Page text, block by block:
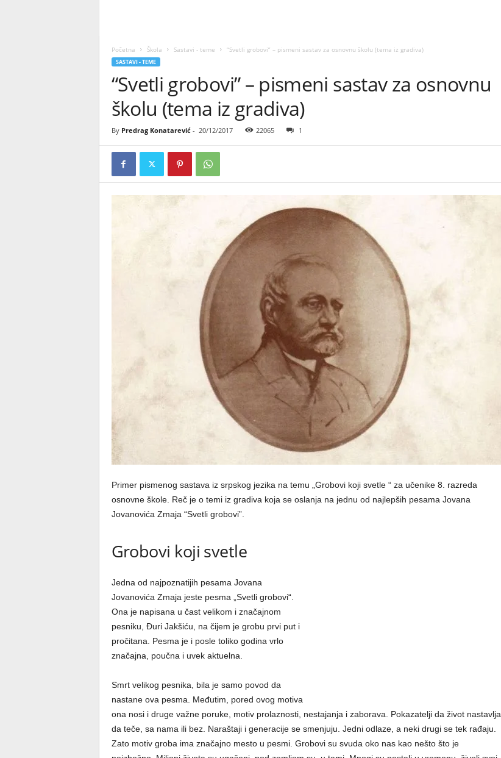
Početna Škola Sastavi - teme “Svetli grobovi” – pismeni sastav za osnovnu školu (tema iz gradiva)
SASTAVI - TEME
“Svetli grobovi” – pismeni sastav za osnovnu
školu (tema iz gradiva)
By Predrag Konatarević- 20/12/2017 22065 1
Primer pismenog sastava iz srpskog jezika na temu „Grobovi koji svetle “ za učenike 8. razreda
osnovne škole. Reč je o temi iz gradiva koja se oslanja na jednu od najlepših pesama Jovana
Jovanovića Zmaja “Svetli grobovi”.
Grobovi koji svetle
Jedna od najpoznatijih pesama Jovana
Jovanovića Zmaja jeste pesma „Svetli grobovi“.
Ona je napisana u čast velikom i značajnom
pesniku, Đuri Jakšiću, na čijem je grobu prvi put i
pročitana. Pesma je i posle toliko godina vrlo
značajna, poučna i uvek aktuelna.
Smrt velikog pesnika, bila je samo povod da
nastane ova pesma. Međutim, pored ovog motiva
ona nosi i druge važne poruke, motiv prolaznosti, nestajanja i zaborava. Pokazatelji da život nastavlja
da teče, sa nama ili bez. Naraštaji i generacije se smenjuju. Jedni odlaze, a neki drugi se tek rađaju.
Zato motiv groba ima značajno mesto u pesmi. Grobovi su svuda oko nas kao nešto što je